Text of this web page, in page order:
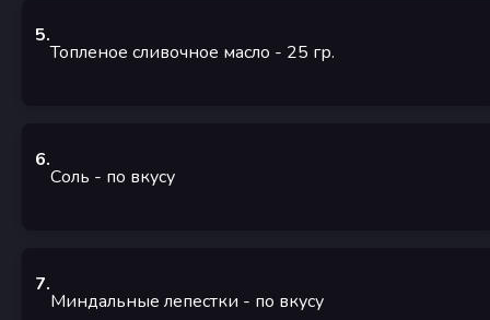
5.
Топленое сливочное масло - 25 гр.
6.
Соль - по вкусу
7.
Миндальные лепестки - по вкусу